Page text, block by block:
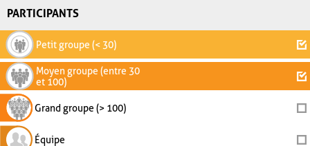
PARTICIPANTS
Petit groupe (< 30)
Moyen groupe (entre 30
et 100)
Grand groupe (> 100)
Équipe